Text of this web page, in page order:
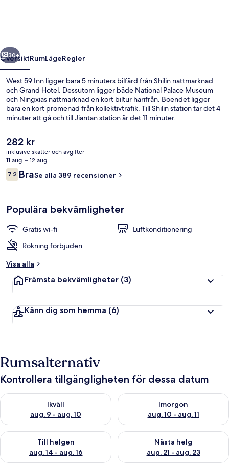
Nästa
30+
ÖversiktRumLägeRegler
West 59 Inn ligger bara 5 minuters bilfärd från Shilin nattmarknad
och Grand Hotel. Dessutom ligger både National Palace Museum
och Ningxias nattmarknad en kort biltur härifrån. Boendet ligger
bara en kort promenad från kollektivtrafik. Till Shilin station tar det 4
minuter att gå och till Jiantan station är det 11 minuter.
Det
nuvarande
priset
är
282 kr
282 kr
inklusive skatter och avgifter
11 aug. – 12 aug.
Recensioner
7,27,2 av 10,
BraSe alla 389 recensioner
Populära bekvämligheter
Gratis wi-fi
Luftkonditionering
Rökning förbjuden
Visa alla
Främsta bekvämligheter (3)
Känn dig som hemma (6)
Rumsalternativ
Kontrollera tillgängligheten för dessa datum
Ikväll
aug. 9 - aug. 10
Kontrollera tillgängligheten för ikväll aug. 9 - aug. 10
Imorgon
aug. 10 - aug. 11
Kontrollera tillgängligheten
Till helgen
aug. 14 - aug. 16
Kontrollera tillgängligheten för den här helgen aug. 14 - aug.
Nästa helg
aug. 21 - aug. 23
Kontrollera tillgängligheten